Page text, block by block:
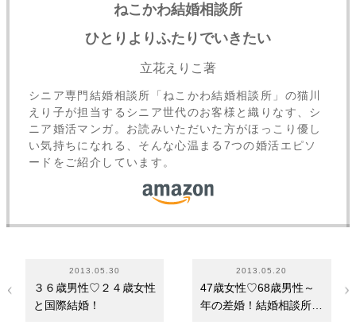
ねこかわ結婚相談所
ひとりよりふたりでいきたい
立花えりこ著
シニア専門結婚相談所「ねこかわ結婚相談所」の猫川
えり子が担当するシニア世代のお客様と織りなす、シ
ニア婚活マンガ。お読みいただいた方がほっこり優し
い気持ちになれる、そんな心温まる7つの婚活エピソ
ードをご紹介しています。
2013.05.30
３６歳男性♡２４歳女性
と国際結婚！
2013.05.20
47歳女性♡68歳男性～
年の差婚！結婚相談所婚